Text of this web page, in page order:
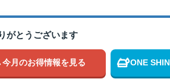
がとうございます
今月のお得情報を見る ONE